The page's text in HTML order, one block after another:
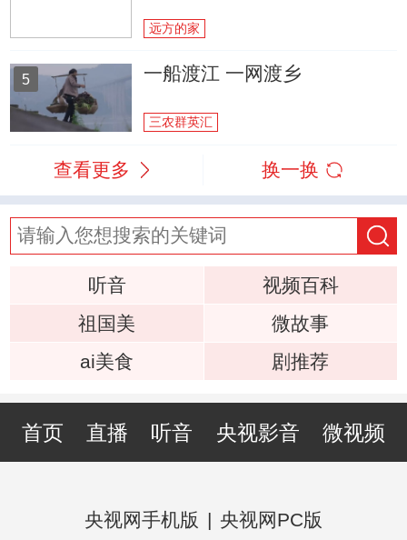
远方的家
5 一船渡江 一网渡乡
三农群英汇
查看更多 换一换
听音
视频百科
祖国美
微故事
ai美食
剧推荐
首页 直播 听音 央视影音 微视频
央视网手机版 | 央视网PC版